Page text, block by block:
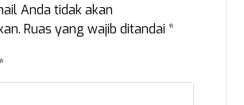
Anda tidak akan
Ruas yang wajib ditandai*